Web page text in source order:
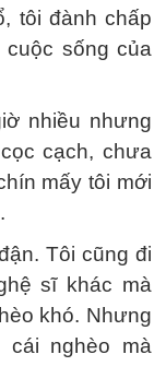
tôi đành chấp
sống của
nhiều nhưng
cạch, chưa
mấy tôi mới
Tôi cũng đi
sĩ khác mà
khó. Nhưng
nghèo mà